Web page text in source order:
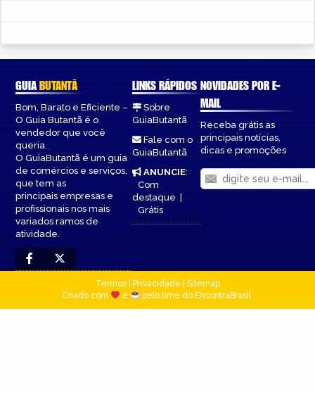
GUIABUTANTÃ
Bom, Barato e Eficiente –
O Guia Butantã é o
vendedor que você
queria.
O GuiaButantã é um guia
de comércios e serviços,
que tem as
principais empresas e
profissionais nos mais
variados ramos de
atividade.
LINKS RÁPIDOS
Sobre
GuiaButantã
Fale com o
GuiaButantã
ANUNCIE:
Com
destaque|
Grátis
NOVIDADES POR E-
MAIL
Receba grátis as
principais notícias,
dicas e promoções
Termos| Privacidade
Sitemap
Criado com
e pelo time do EncontraBrasil